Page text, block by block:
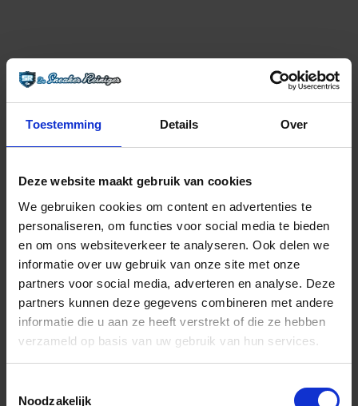
Toestemming Details Over
Deze website maakt gebruik van cookies
We gebruiken cookies om content en advertenties te
personaliseren, om functies voor social media te bieden
en om ons websiteverkeer te analyseren. Ook delen we
informatie over uw gebruik van onze site met onze
partners voor social media, adverteren en analyse. Deze
partners kunnen deze gegevens combineren met andere
informatie die u aan ze heeft verstrekt of die ze hebben
verzameld op basis van uw gebruik van hun services.
Noodzakelijk
VEELGESTELDE VRAGEN
Voor welk materiaal is dit geschikt?